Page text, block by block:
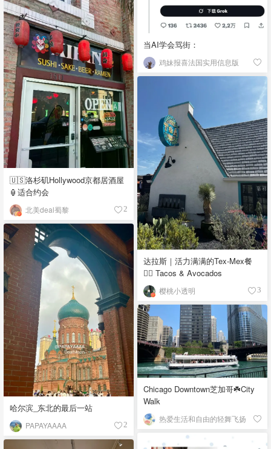
当AI学会骂街：
鸡妹报喜法国实用信息版
🇺🇸洛杉矶Hollywood京都居酒屋
🏮适合约会
北美deal蜀黎 2
达拉斯｜活力满满的Tex-Mex餐
👉🏼 Tacos & Avocados
樱桃小透明 3
哈尔滨_东北的最后一站
PAPAYAAAA 2
Chicago Downtown芝加哥☘️City
Walk
热爱生活和自由的轻舞飞扬